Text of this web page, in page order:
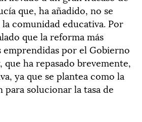
que, ha añadido, no se
comunidad educativa. Por
que la reforma más
por el Gobierno
que ha repasado brevemente,
ya que se plantea como la
solucionar la tasa de